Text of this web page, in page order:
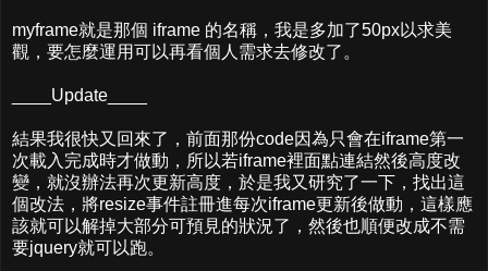
myframe就是那個 iframe 的名稱，我是多加了50px以求美
觀，要怎麼運用可以再看個人需求去修改了。
____Update____
結果我很快又回來了，前面那份code因為只會在iframe第一
次載入完成時才做動，所以若iframe裡面點連結然後高度改
變，就沒辦法再次更新高度，於是我又研究了一下，找出這
個改法，將resize事件註冊進每次iframe更新後做動，這樣應
該就可以解掉大部分可預見的狀況了，然後也順便改成不需
要jquery就可以跑。